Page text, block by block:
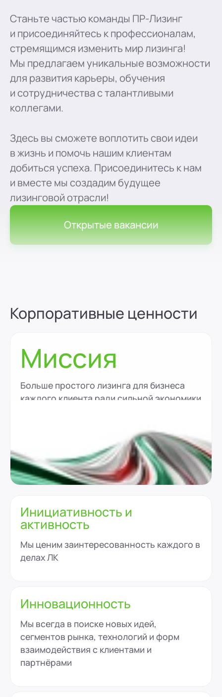
Станьте частью команды ПР-Лизинг
и присоединяйтесь к профессионалам,
стремящимся изменить мир лизинга!
Мы предлагаем уникальные возможности
для развития карьеры, обучения
и сотрудничества с талантливыми
коллегами.
Здесь вы сможете воплотить свои идеи
в жизнь и помочь нашим клиентам
добиться успеха. Присоединитесь к нам
и вместе мы создадим будущее
лизинговой отрасли!
Открытые вакансии
Корпоративные ценности
Миссия
Больше простого лизинга для бизнеса
каждого клиента ради сильной экономики
Инициативность и
активность
Мы ценим заинтересованность каждого в
делах ЛК
Инновационность
Мы всегда в поиске новых идей,
сегментов рынка, технологий и форм
взаимодействия с клиентами и
партнёрами